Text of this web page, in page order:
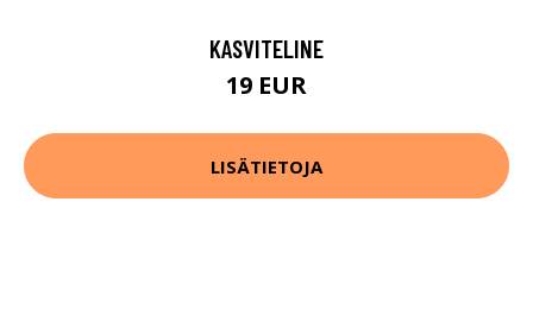
KASVITELINE
19 EUR
LISÄTIETOJA